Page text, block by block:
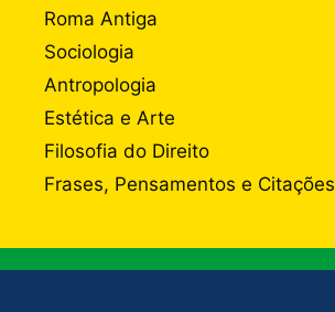
Roma Antiga
Sociologia
Antropologia
Estética e Arte
Filosofia do Direito
Frases, Pensamentos e Citações